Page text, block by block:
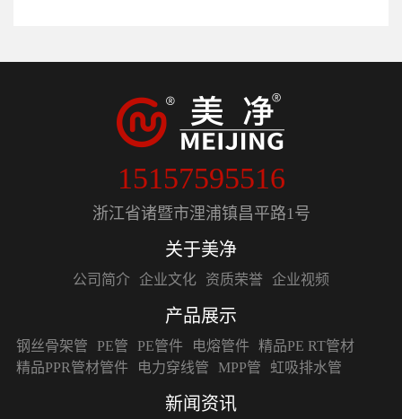
15157595516
浙江省诸暨市浬浦镇昌平路1号
关于美净
公司简介 企业文化 资质荣誉 企业视频
产品展示
钢丝骨架管 PE管 PE管件 电熔管件 精品PE RT管材
精品PPR管材管件
电力穿线管 MPP管 虹吸排水管
新闻资讯